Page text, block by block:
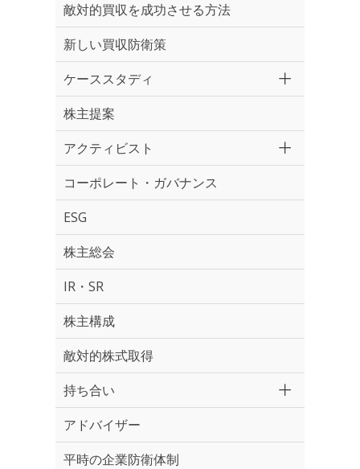
敵対的買収を成功させる方法
新しい買収防衛策
ケーススタディ
株主提案
アクティビスト
コーポレート・ガバナンス
ESG
株主総会
IR・SR
株主構成
敵対的株式取得
持ち合い
アドバイザー
平時の企業防衛体制